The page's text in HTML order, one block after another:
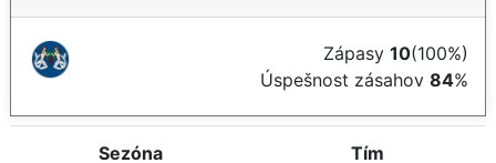
Zápasy 10(100%)
Úspešnost zásahov 84%
Sezóna Tím